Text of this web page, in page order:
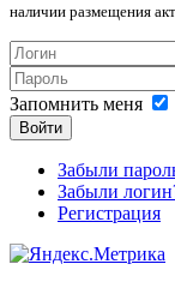
наличии размещения
Запомнить меня
Войти
Забыли
Забыли
Регистрация